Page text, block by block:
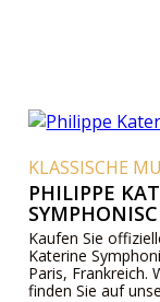
KLASSISCHE
PHILIPPE
Kaufen Sie
Katerine
Paris, Frankreich.
finden Sie auf